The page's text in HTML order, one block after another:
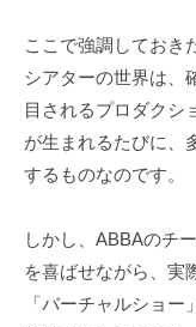
ここで強調しておき
シアターの世界は、
目されるプロダクシ
が生まれるたびに、
するものなのです。
しかし、ABBAのチ
を喜ばせながら、実
「バーチャルショ